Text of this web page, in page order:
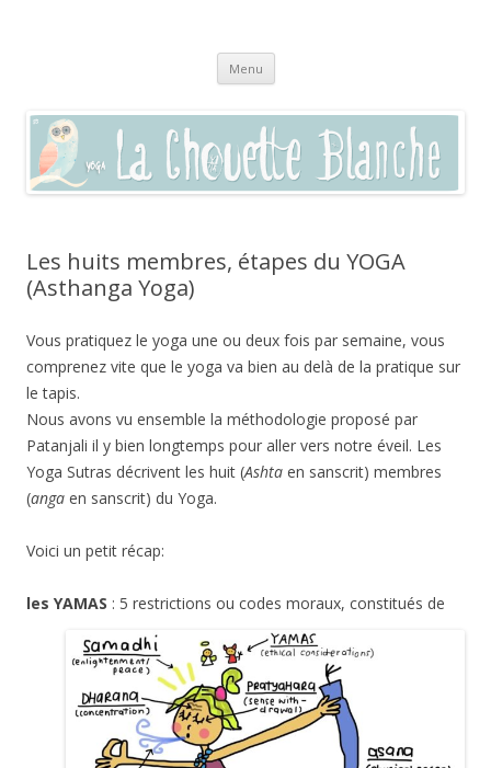
enseignement autour du bien-être
(dans le Gard 30250) et par visio en zoom
Menu Aller
contenu
Les huits membres, étapes du YOGA
(Asthanga Yoga)
Vous pratiquez le yoga une ou deux fois par semaine, vous
comprenez vite que le yoga va bien au delà de la pratique sur
le tapis.
Nous avons vu ensemble la méthodologie proposé par
Patanjali il y bien longtemps pour aller vers notre éveil. Les
Yoga Sutras décrivent les huit (Ashta en sanscrit) membres
(anga en sanscrit) du Yoga.
Voici un petit récap:
les YAMAS : 5 restrictions ou codes moraux, constitués de